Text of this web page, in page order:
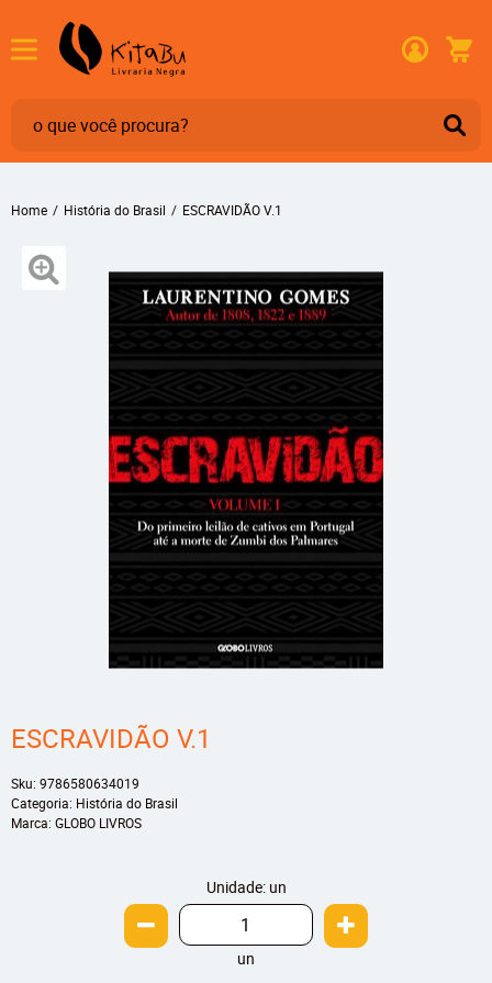
Home História do Brasil ESCRAVIDÃO V.1
ESCRAVIDÃO V.1
Sku: 9786580634019
Categoria: História do Brasil
Marca: GLOBO LIVROS
Unidade: un
un